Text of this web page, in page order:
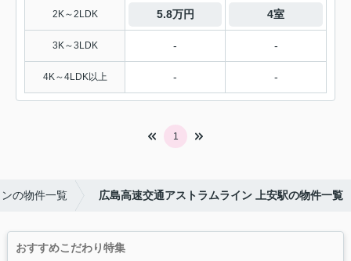
2K～2LDK 5.8万円 4室
3K～3LDK - -
4K～4LDK以上 - -
1
の物件一覧 広島高速交通アストラムライン 上安駅の物件一覧
おすすめこだわり特集